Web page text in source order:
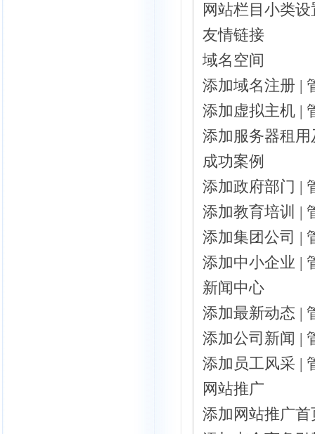
网站栏目小类设
友情链接
域名空间
添加域名注册 |
添加虚拟主机 |
添加服务器租
成功案例
添加政府部门 |
添加教育培训 |
添加集团公司 |
添加中小企业 |
新闻中心
添加最新动态 |
添加公司新闻 |
添加员工风采 |
网站推广
添加网站推广